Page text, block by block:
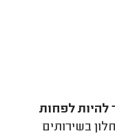
להיות לפחות
בשירותים